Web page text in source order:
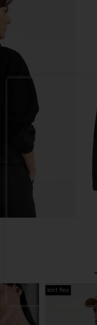
knit flex